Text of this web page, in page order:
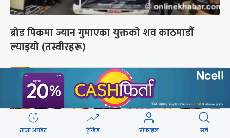
ब्रोड पिकमा ज्यान गुमाएका युक्तको शव काठमाडौं
ल्याइयो (तस्वीरहरू)
ताजा अपडेट ट्रेन्डिङ प्रोफाइल सर्च